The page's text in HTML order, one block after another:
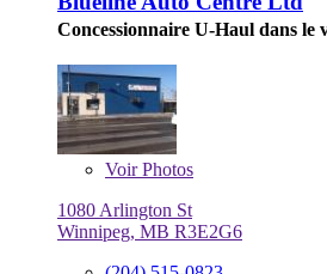
Concessionnaire U-Haul dans le
VoirPhotos
1080 Arlington St
Winnipeg, MB R3E2G6